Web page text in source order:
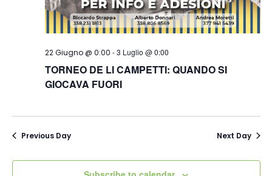
22 Giugno @ 0:00 -3 Luglio @ 0:00
TORNEO DE LI CAMPETTI: QUANDO SI
GIOCAVA FUORI
Previous Day Next Day